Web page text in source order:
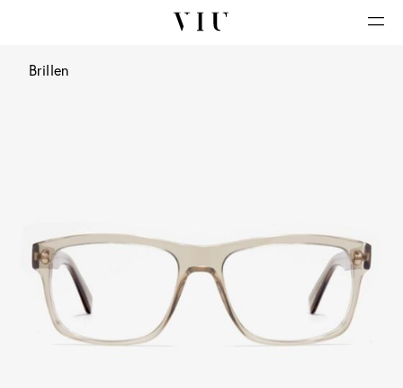
Brillen